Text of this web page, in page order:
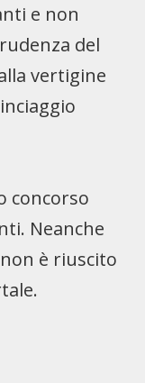
e non
del
vertigine
concorso
Neanche
è riuscito